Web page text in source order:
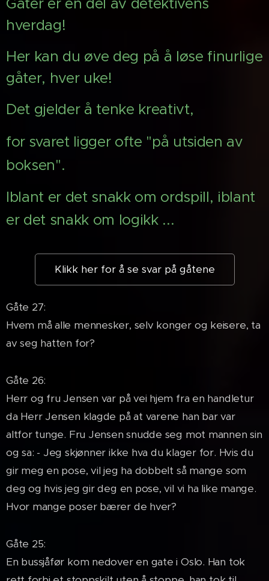
hverdag!
Her kan du øve deg på å løse finurlige
gåter, hver uke!
Det gjelder å tenke kreativt,
for svaret ligger ofte "på utsiden av
boksen".
Iblant er det snakk om ordspill, iblant
er det snakk om logikk...
Klikk her for å se svar på gåtene
Gåte 27:
Hvem må alle mennesker, selv konger og keisere, ta
av seg hatten for?
Gåte 26:
Herr og fru Jensen var på vei hjem fra en handletur
da Herr Jensen klagde på at varene han bar var
altfor tunge. Fru Jensen snudde seg mot mannen sin
og sa: - Jeg skjønner ikke hva du klager for. Hvis du
gir meg en pose, vil jeg ha dobbelt så mange som
deg og hvis jeg gir deg en pose, vil vi ha like mange.
Hvor mange poser bærer de hver?
Gåte 25:
En bussjåfør kom nedover en gate i Oslo. Han tok